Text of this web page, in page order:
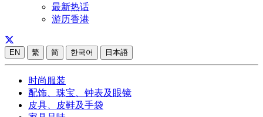
最新热话
游历香港
EN 繁 简 한국어 日本語
时尚服装
配饰、珠宝、钟表及眼镜
皮具、皮鞋及手袋